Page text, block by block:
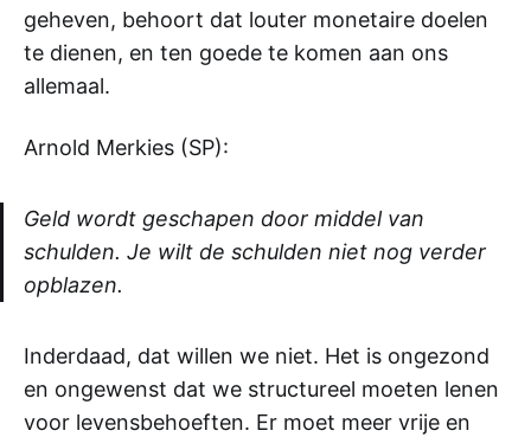
geheven, behoort dat louter monetaire doelen
te dienen, en ten goede te komen aan ons
allemaal.
Arnold Merkies (SP):
Geld wordt geschapen door middel van
schulden. Je wilt de schulden niet nog verder
opblazen.
Inderdaad, dat willen we niet. Het is ongezond
en ongewenst dat we structureel moeten lenen
voor levensbehoeften. Er moet meer vrije en